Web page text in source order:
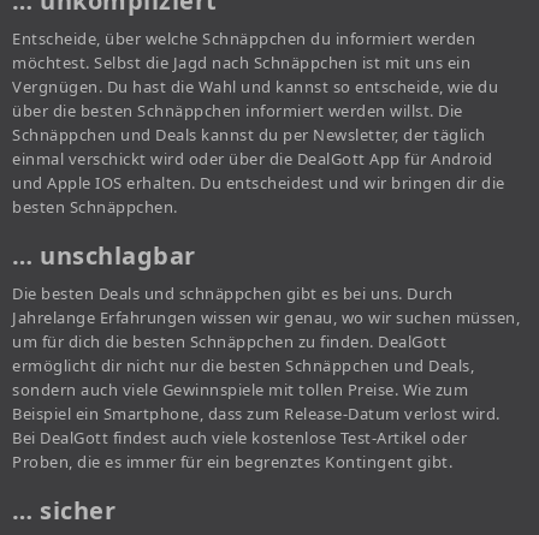
Entscheide, über welche Schnäppchen du informiert werden
möchtest. Selbst die Jagd nach Schnäppchen ist mit uns ein
Vergnügen. Du hast die Wahl und kannst so entscheide, wie du
über die besten Schnäppchen informiert werden willst. Die
Schnäppchen und Deals kannst du per Newsletter, der täglich
einmal verschickt wird oder über die DealGott App für Android
und Apple IOS erhalten. Du entscheidest und wir bringen dir die
besten Schnäppchen.
… unschlagbar
Die besten Deals und schnäppchen gibt es bei uns. Durch
Jahrelange Erfahrungen wissen wir genau, wo wir suchen müssen,
um für dich die besten Schnäppchen zu finden. DealGott
ermöglicht dir nicht nur die besten Schnäppchen und Deals,
sondern auch viele Gewinnspiele mit tollen Preise. Wie zum
Beispiel ein Smartphone, dass zum Release-Datum verlost wird.
Bei DealGott findest auch viele kostenlose Test-Artikel oder
Proben, die es immer für ein begrenztes Kontingent gibt.
… sicher